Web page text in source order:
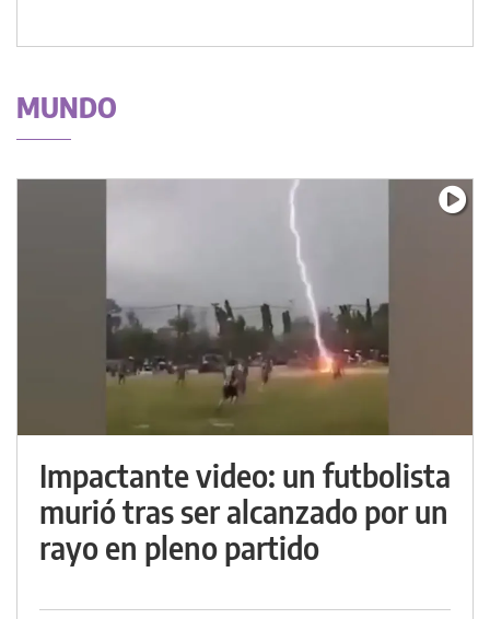
MUNDO
Impactante video: un futbolista
murió tras ser alcanzado por un
rayo en pleno partido